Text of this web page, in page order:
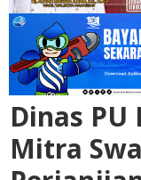
Dinas
Mitra